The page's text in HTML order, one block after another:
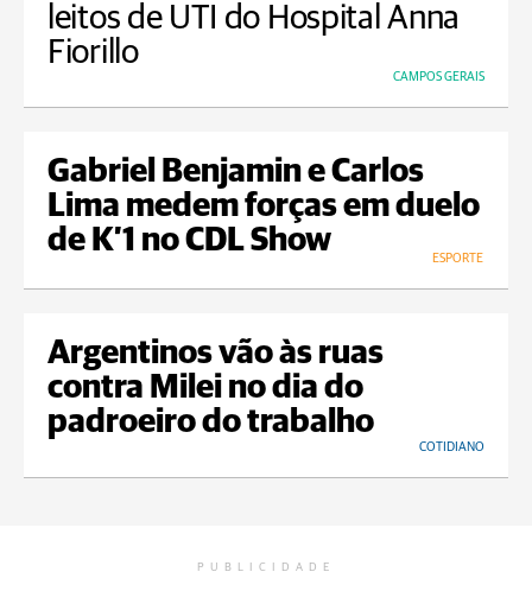
leitos de UTI do Hospital Anna
Fiorillo
CAMPOS GERAIS
Gabriel Benjamin e Carlos
Lima medem forças em duelo
de K’1 no CDL Show
ESPORTE
Argentinos vão às ruas
contra Milei no dia do
padroeiro do trabalho
COTIDIANO
PUBLICIDADE